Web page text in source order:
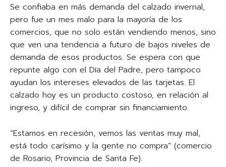
Se confiaba en más demanda del calzado invernal,
pero fue un mes malo para la mayoría de los
comercios, que no solo están vendiendo menos, sino
que ven una tendencia a futuro de bajos niveles de
demanda de esos productos. Se espera con que
repunte algo con el Día del Padre, pero tampoco
ayudan los intereses elevados de las tarjetas. El
calzado hoy es un producto costoso, en relación al
ingreso, y difícil de comprar sin financiamiento.
“Estamos en recesión, vemos las ventas muy mal,
está todo carísimo y la gente no compra” (comercio
de Rosario, Provincia de Santa Fe).